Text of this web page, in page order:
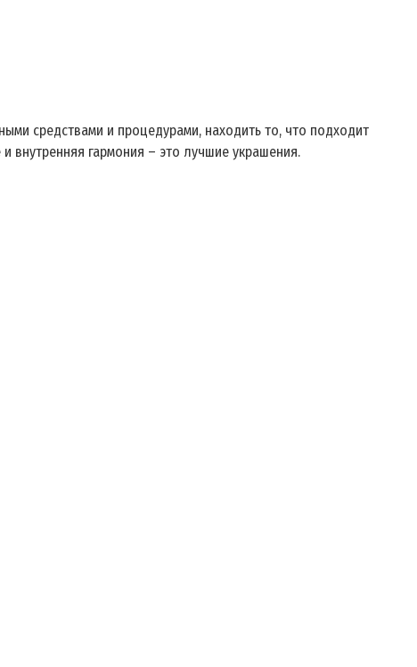
средствами и процедурами, находить то, что подходит
внутренняя гармония – это лучшие украшения.